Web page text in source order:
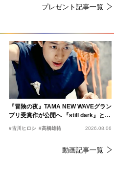
『冒険の夜』TAMA NEW WAVEグラン
プリ受賞作が公開へ 『still dark』と同
時上映決定
#古川ヒロシ #髙橋雄祐 2026.08.06
動画記事一覧
プレゼント記事一覧